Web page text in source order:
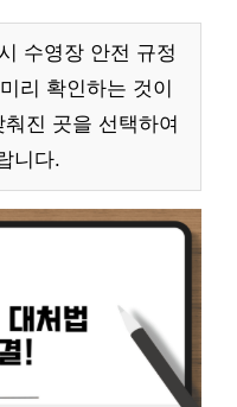
수영장 안전 규정
리 확인하는 것이
진 곳을 선택하여
니다.